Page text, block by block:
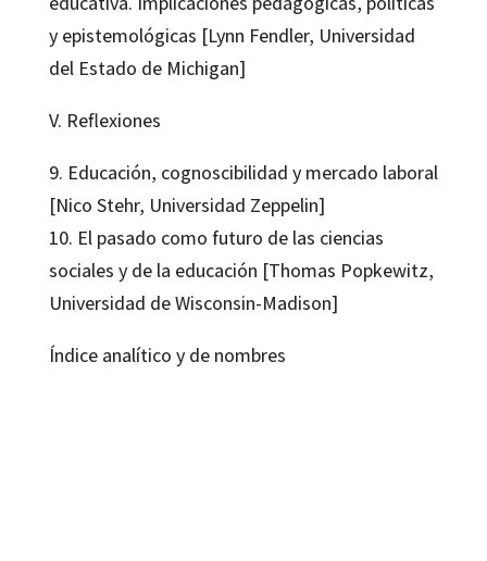
y epistemológicas [Lynn Fendler, Universidad
del Estado de Michigan]
V. Reflexiones
9. Educación, cognoscibilidad y mercado laboral
[Nico Stehr, Universidad Zeppelin]
10. El pasado como futuro de las ciencias
sociales y de la educación [Thomas Popkewitz,
Universidad de Wisconsin-Madison]
Índice analítico y de nombres